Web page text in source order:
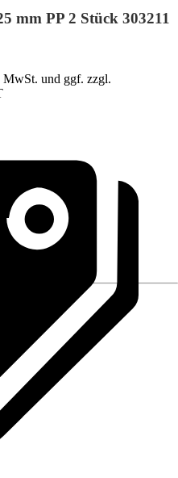
mm PP 2 Stück 303211
und ggf. zzgl.